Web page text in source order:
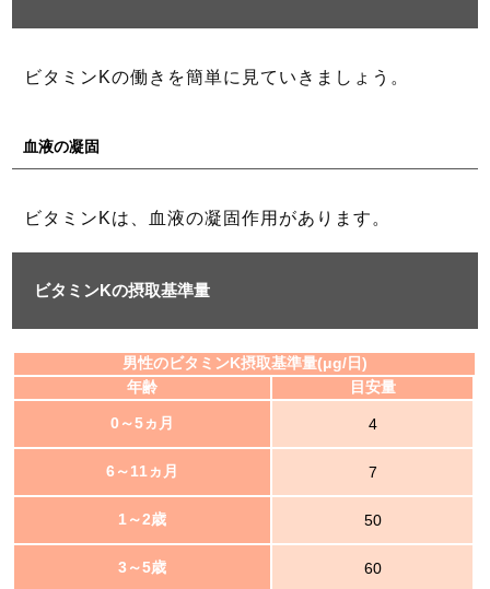
ビタミンKの働きを簡単に見ていきましょう。
血液の凝固
ビタミンKは、血液の凝固作用があります。
ビタミンKの摂取基準量
男性のビタミンK摂取基準量(μg/日)
年齢
目安量
0～5ヵ月 4
6～11ヵ月 7
1～2歳 50
3～5歳 60